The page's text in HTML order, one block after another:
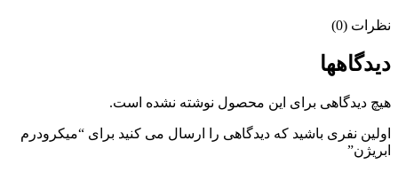
نظرات (0)
دیدگاهها
هیچ دیدگاهی برای این محصول نوشته نشده است.
اولین نفری باشید که دیدگاهی را ارسال می کنید برای “میکرودرم
ابریژن”